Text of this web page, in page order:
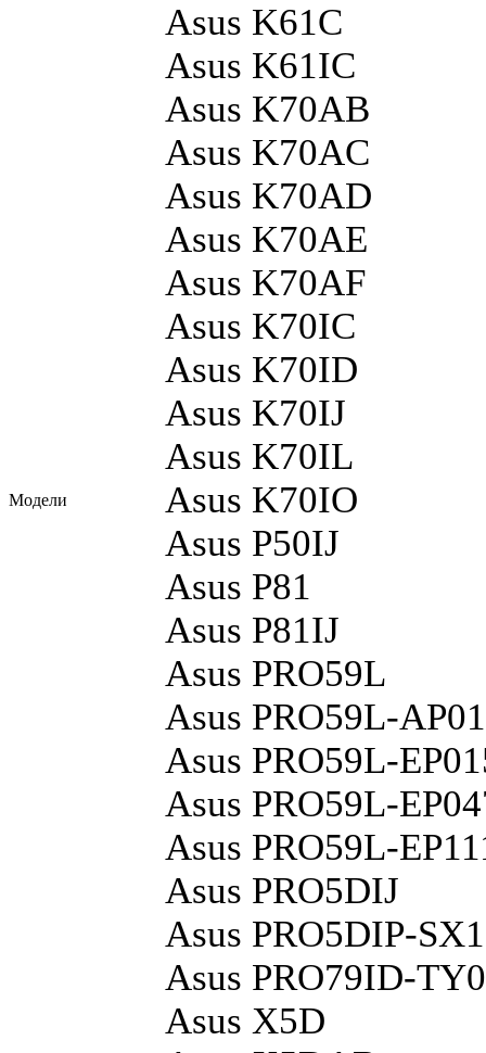
Модели
Asus K61C
Asus K61IC
Asus K70AB
Asus K70AC
Asus K70AD
Asus K70AE
Asus K70AF
Asus K70IC
Asus K70ID
Asus K70IJ
Asus K70IL
Asus K70IO
Asus P50IJ
Asus P81
Asus P81IJ
Asus PRO59L
Asus PRO59L-
Asus PRO59L-
Asus PRO59L-
Asus PRO59L-
Asus PRO5DIJ
Asus PRO5DIP-
Asus PRO79ID-
Asus X5D